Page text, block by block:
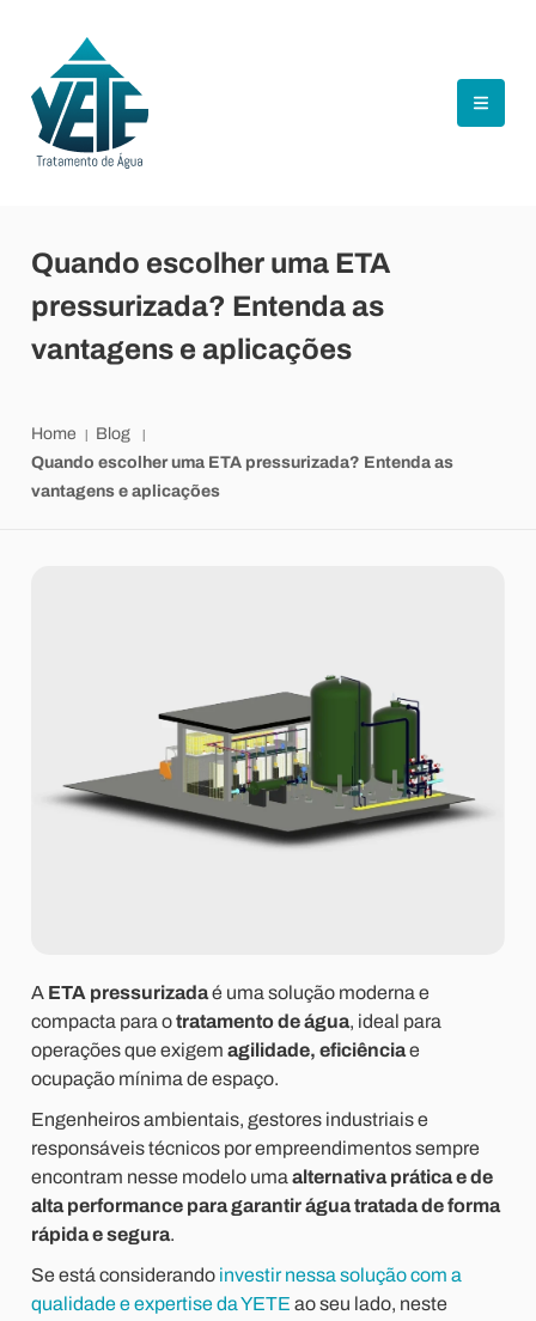
Quando escolher uma ETA
pressurizada? Entenda as
vantagens e aplicações
Home
Blog
Quando escolher uma ETA pressurizada? Entenda as
vantagens e aplicações
A ETA pressurizadaé uma solução moderna e
compacta para otratamento de água, ideal para
operações que exigem agilidade, eficiênciae
ocupação mínima de espaço.
Engenheiros ambientais, gestores industriais e
responsáveis técnicos por empreendimentos sempre
encontram nesse modelo uma alternativa prática e de
alta performance para garantir água tratada de forma
rápida e segura.
Se está considerando investir nessa solução com a
qualidade e expertise da YETE ao seu lado, neste